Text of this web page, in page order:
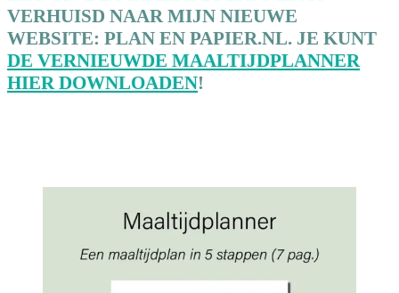
VERHUISD NAAR MIJN NIEUWE
WEBSITE: PLAN EN PAPIER.NL. JE KUNT
DE VERNIEUWDE MAALTIJDPLANNER
HIER DOWNLOADEN!